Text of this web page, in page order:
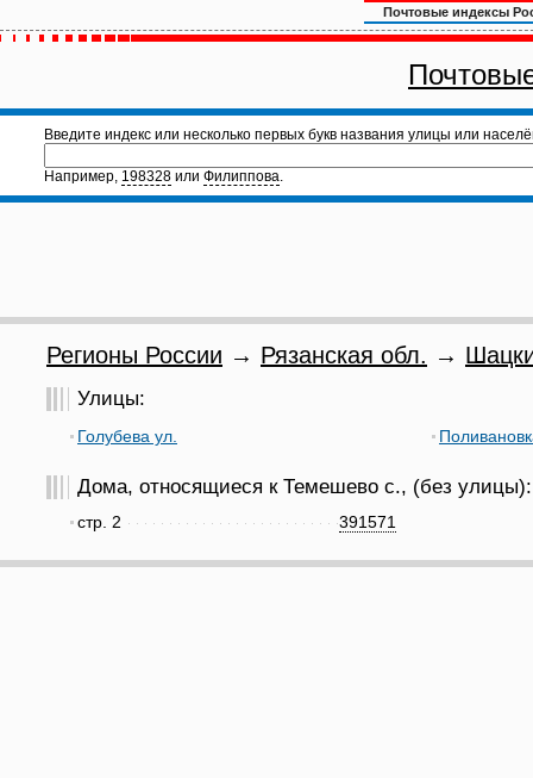
Почтовые индексы
Введите индекс или несколько первых букв названия улицы или
Например, 198328 или Филиппова.
Регионы России → Рязанская обл. →
Улицы:
Голубева ул.
Дома, относящиеся к Темешево с., (без улицы):
391571
стр. 2